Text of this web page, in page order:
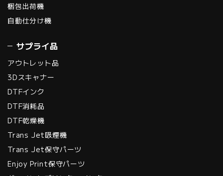
梱包出荷機
自動仕分け機
サプライ品
アウトレット品
3Dスキャナー
DTFインク
DTF消耗品
DTF乾燥機
Trans Jet吸煙機
Trans Jet保守パーツ
Enjoy Print保守パーツ